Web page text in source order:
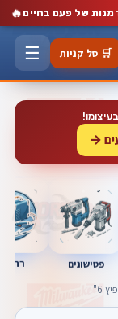
של פעם בחיים 🔥
🛒 סל קניות ☰
→
פטישונים
6"